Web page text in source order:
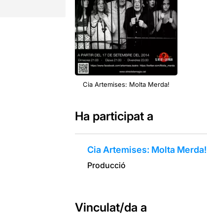
Cia Artemises: Molta Merda!
Ha participat a
Cia Artemises: Molta Merda!
Producció
Vinculat/da a